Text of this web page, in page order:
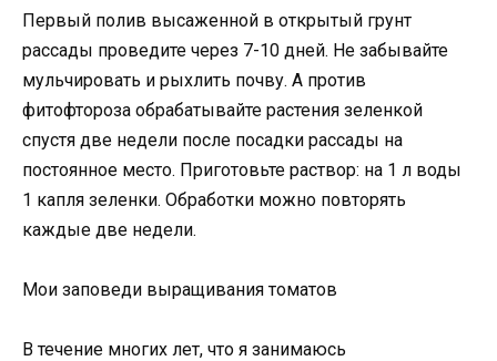
Первый полив высаженной в открытый грунт
рассады проведите через 7-10 дней. Не забывайте
мульчировать и рыхлить почву. А против
фитофтороза обрабатывайте растения зеленкой
спустя две недели после посадки рассады на
постоянное место. Приготовьте раствор: на 1 л воды
1 капля зеленки. Обработки можно повторять
каждые две недели.
Мои заповеди выращивания томатов
В течение многих лет, что я занимаюсь